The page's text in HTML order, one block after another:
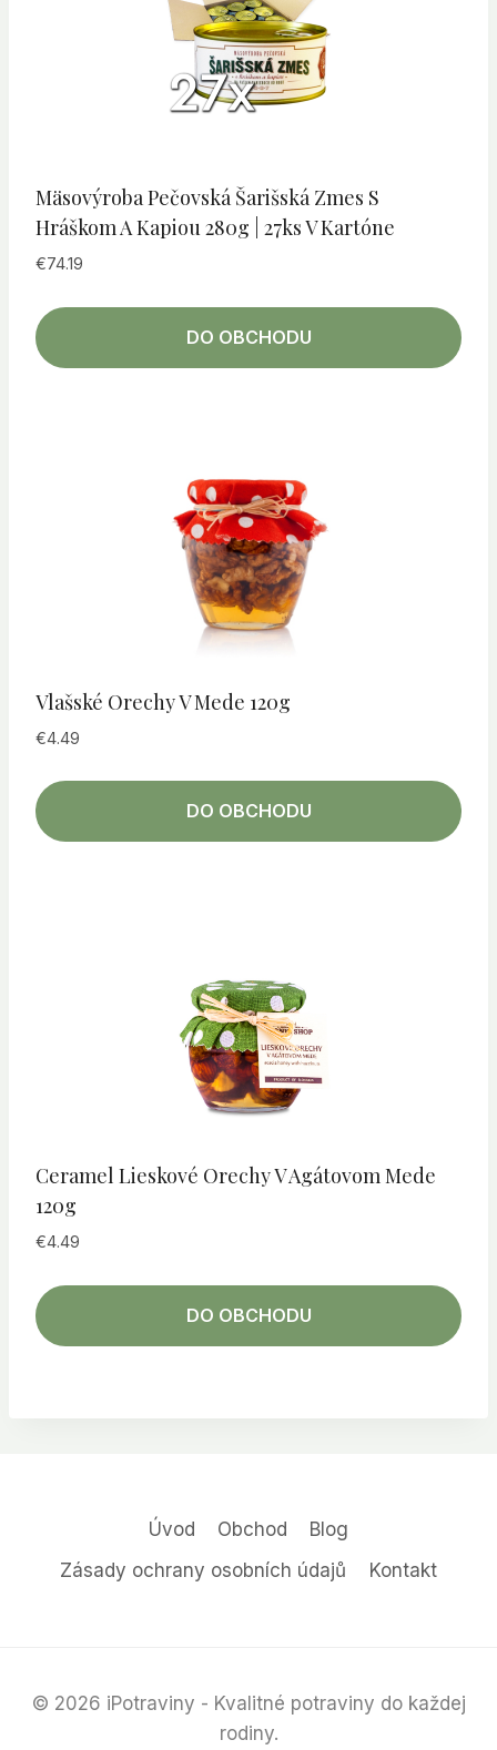
Mäsovýroba Pečovská Šarišská Zmes S
Hráškom A Kapiou 280g | 27ks V Kartóne
€74.19
DO OBCHODU
Vlašské Orechy V Mede 120g
€4.49
DO OBCHODU
Ceramel Lieskové Orechy V Agátovom Mede
120g
€4.49
DO OBCHODU
Úvod Obchod
Blog
Zásady ochrany osobních údajů
Kontakt
© 2026 iPotraviny - Kvalitné potraviny do každej
rodiny.